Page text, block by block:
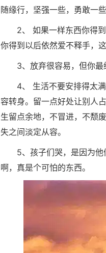
随缘行，坚强一些，勇敢一
2、 如果一样东西你得
你得到以后依然爱不释手，
3、放弃很容易，但你最
4、 生活不要安排得太
容转身。留一点好处让别人
生留点余地，不冒进，不颓
失之间淡定从容。
5、孩子们哭，是因为
啊，真是个可怕的东西。